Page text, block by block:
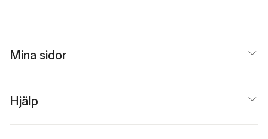
Mina sidor
Hjälp